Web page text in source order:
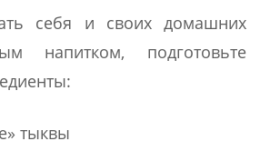
себя и своих домашних
напитком, подготовьте
тыквы